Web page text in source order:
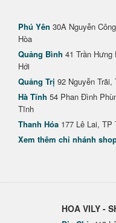
Phú Yên 30A Nguyễn
Hòa
Quảng Bình 41 Trần
Hới
Quảng Trị 92 Nguyễn
Hà Tĩnh 54 Phan Đình
Tĩnh
Thanh Hóa 177 Lê Lai, TP
Xem thêm chi nhánh
HOA VILY -